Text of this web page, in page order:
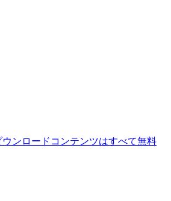
ンロードコンテンツはすべて無料